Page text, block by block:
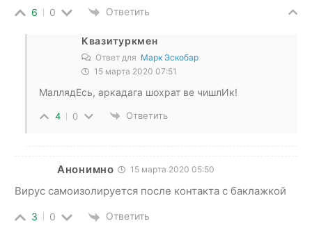
6 0 Ответить
Квазитуркмен
Ответ для Марк Эскобар
15 марта 2020 07:51
МаллядЕсь, аркадага шохрат ве чишлИк!
4 0 Ответить
Анонимно 15 марта 2020 05:50
Вирус самоизолируется после контакта с баклажкой
3 0 Ответить